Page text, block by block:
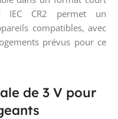
IEC CR2 permet un
compatibles, avec
prévus pour ce
de 3 V pour